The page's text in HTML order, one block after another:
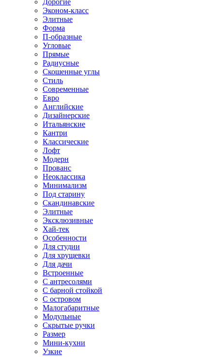
Дорогие
Эконом-класс
Элитные
Форма
П-образные
Угловые
Прямые
Радиусные
Скошенные углы
Стиль
Современные
Евро
Английские
Дизайнерские
Итальянские
Кантри
Классические
Лофт
Модерн
Прованс
Неоклассика
Минимализм
Под старину
Скандинавские
Элитные
Эксклюзивные
Хай-тек
Особенности
Для студии
Для хрущевки
Для дачи
Встроенные
С антресолями
С барной стойкой
С островом
Малогабаритные
Модульные
Скрытые ручки
Размер
Мини-кухни
Узкие